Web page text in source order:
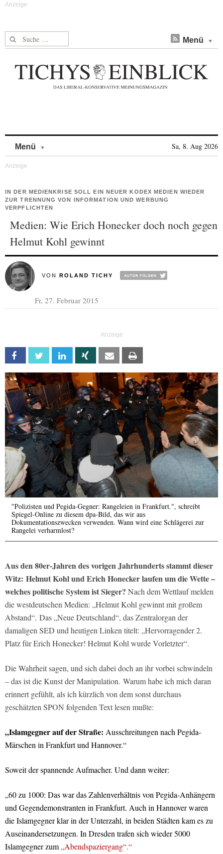
Suche nach: Menü
Menü Sa, 8. Aug 2026
IN DER MEDIENKRISE SOLL EIN NEUER KODEX MEDIEN WIEDER
ZUR TRENNUNG VON INFORMATION UND WERBUNG
VERPFLICHTEN
Medien: Wie Erich Honecker doch noch gegen
Helmut Kohl gewinnt
VON ROLAND TICHY
Fr, 27. Februar 2015
Facebook Twitter Linkedin Xing Email
"Polizisten und Pegida-Gegner: Rangeleien in Frankfurt.", schreibt
Spiegel-Online zu diesem dpa-Bild, das wir aus
Dokumentationszwecken verwenden. Wann wird eine Schlägerei zur
Rangelei verharmlost?
Aus den 80er-Jahren des vorigen Jahrhunderts stammt dieser
Witz: Helmut Kohl und Erich Honecker laufen um die Wette –
welches politische System ist Sieger? Nach dem Wettlauf melden
die westdeutschen Medien: „Helmut Kohl gewinnt mit großem
Abstand“. Das „Neue Deutschland“, das Zentralorgan der
damaligen SED und heutigen Linken titelt: „Hervorragender 2.
Platz für Erich Honecker! Helmut Kohl wurde Vorletzter“.
Die Wahrheit sagen, und sich dabei doch an ihr vorbei schwindeln
– das ist die Kunst der Manipulation. Warum habe ich mich daran
erinnert gefühlt, als ich kürzlich von dem sonst durchaus
geschätzten SPON folgenden Text lesen mußte:
„Islamgegner auf der Straße: Ausschreitungen nach Pegida-
Märschen in Frankfurt und Hannover.“
Soweit der spannende Aufmacher. Und dann weiter:
„60 zu 1000: Das war das Zahlenverhältnis von Pegida-Anhängern
und Gegendemonstranten in Frankfurt. Auch in Hannover waren
die Islamgegner klar in der Unterzahl, in beiden Städten kam es zu
Auseinandersetzungen. In Dresden trafen sich wieder 5000
Islamgegner zum „Abendspaziergang“.“